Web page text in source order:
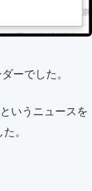
ーでした。
いうニュースを
。